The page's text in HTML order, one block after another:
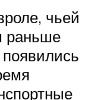
чьей
раньше